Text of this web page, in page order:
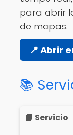
para abrir
de mapas.
📍 Abrir
📚